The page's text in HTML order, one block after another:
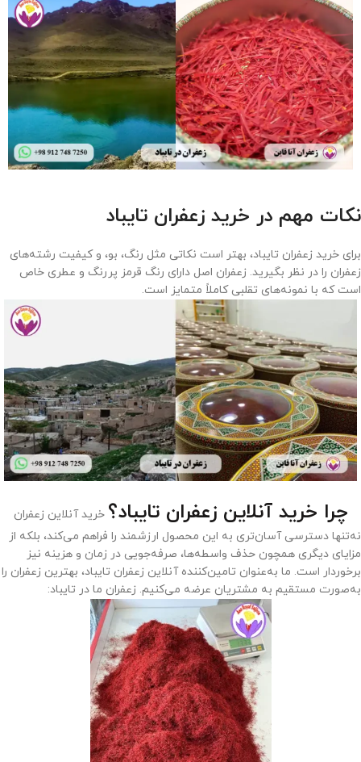
نکات مهم در خرید زعفران تایباد
برای خرید زعفران تایباد، بهتر است نکاتی مثل رنگ، بو، و کیفیت رشته‌های
زعفران را در نظر بگیرید. زعفران اصل دارای رنگ قرمز پررنگ و عطری خاص
است که با نمونه‌های تقلبی کاملاً متمایز است.
چرا خرید آنلاین زعفران تایباد؟ خرید آنلاین زعفران
نه‌تنها دسترسی آسان‌تری به این محصول ارزشمند را فراهم می‌کند، بلکه از
مزایای دیگری همچون حذف واسطه‌ها، صرفه‌جویی در زمان و هزینه نیز
برخوردار است. ما به‌عنوان تامین‌کننده آنلاین زعفران تایباد، بهترین زعفران را
به‌صورت مستقیم به مشتریان عرضه می‌کنیم. زعفران ما در تایباد: